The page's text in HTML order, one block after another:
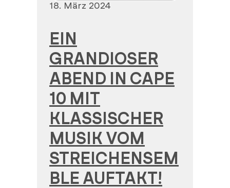
Veröffentlicht
18. März 2024
EIN
GRANDIOSER
ABEND IN CAPE
10 MIT
KLASSISCHER
MUSIK VOM
STREICHENSEM
BLE AUFTAKT!